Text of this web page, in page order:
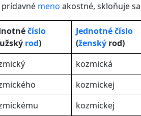
prídavné meno akostné, skloňuje
číslo
rod)
Jednotné číslo
(ženský rod)
kozmická
kozmickej
kozmickej